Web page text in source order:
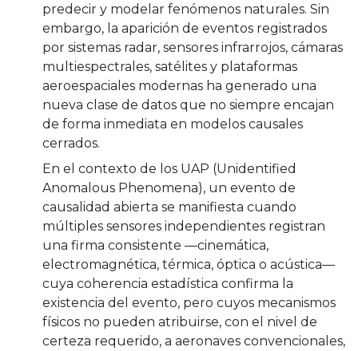
predecir y modelar fenómenos naturales. Sin
embargo, la aparición de eventos registrados
por sistemas radar, sensores infrarrojos, cámaras
multiespectrales, satélites y plataformas
aeroespaciales modernas ha generado una
nueva clase de datos que no siempre encajan
de forma inmediata en modelos causales
cerrados.
En el contexto de los UAP (Unidentified
Anomalous Phenomena), un evento de
causalidad abierta se manifiesta cuando
múltiples sensores independientes registran
una firma consistente —cinemática,
electromagnética, térmica, óptica o acústica—
cuya coherencia estadística confirma la
existencia del evento, pero cuyos mecanismos
físicos no pueden atribuirse, con el nivel de
certeza requerido, a aeronaves convencionales,